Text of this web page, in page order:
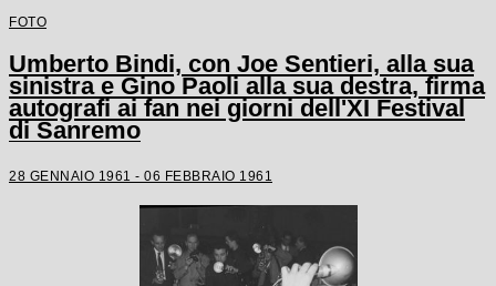
FOTO
Umberto Bindi, con Joe Sentieri, alla sua
sinistra e Gino Paoli alla sua destra, firma
autografi ai fan nei giorni dell'XI Festival
di Sanremo
28 GENNAIO 1961 - 06 FEBBRAIO 1961